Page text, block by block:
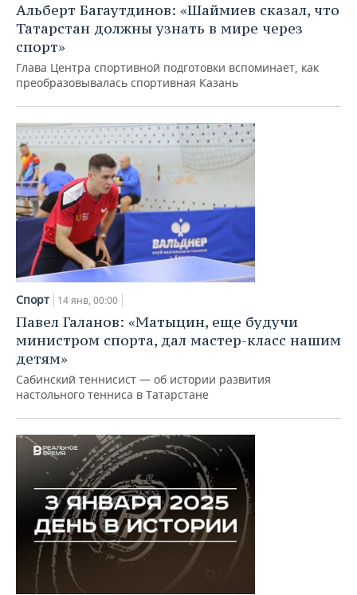
Альберт Багаутдинов: «Шаймиев сказал, что
Татарстан должны узнать в мире через
спорт»
Глава Центра спортивной подготовки вспоминает, как
преобразовывалась спортивная Казань
Спорт 14 янв, 00:00
Павел Галанов: «Матыцин, еще будучи
министром спорта, дал мастер-класс нашим
детям»
Сабинский теннисист — об истории развития
настольного тенниса в Татарстане